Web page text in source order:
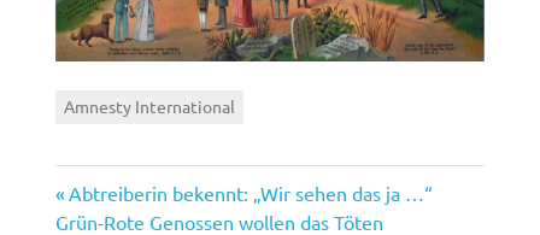
Amnesty International
Beitragsnavigation
Vorheriger
Beitrag:
Abtreiberin bekennt: „Wir sehen das ja …“
Nächster
Grün-Rote Genossen wollen das Töten